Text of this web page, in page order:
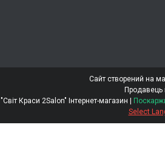
Сайт створений на
Продавець
"Світ Краси 2Salon" Інтернет-магазин |
Select